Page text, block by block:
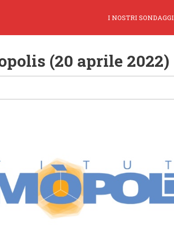
I NOSTRI SONDAGGI
(20 aprile 2022)